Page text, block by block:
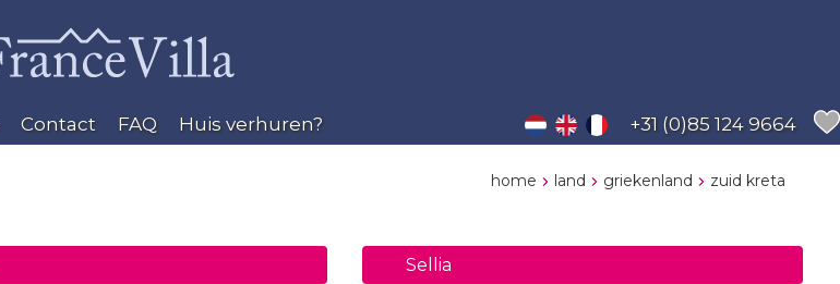
Contact FAQ Huis verhuren? +31 (0)85 124 9664
home land griekenland zuid kreta
Sellia